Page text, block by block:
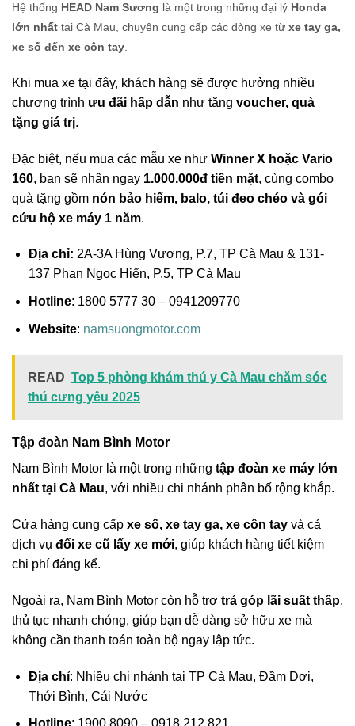
Hệ thống HEAD Nam Sương là một trong những đại lý Honda
lớn nhất tại Cà Mau, chuyên cung cấp các dòng xe từ xe tay ga,
xe số đến xe côn tay
Khi mua xe tại đây, khách hàng sẽ được hưởng nhiều
chương trình ưu đãi hấp dẫn như tặng voucher, quà
tặng giá trị.
Đặc biệt, nếu mua các mẫu xe như Winner X hoặc Vario
160, bạn sẽ nhận ngay 1.000.000đ tiền mặt, cùng combo
quà tặng gồm nón bảo hiểm, balo, túi đeo chéo và gói
cứu hộ xe máy 1 năm.
Địa chỉ: 2A-3A Hùng Vương, P.7, TP Cà Mau & 131-
137 Phan Ngọc Hiển, P.5, TP Cà Mau
Hotline: 1800 5777 30 – 0941209770
Website: namsuongmotor.com
READ Top 5 phòng khám thú y Cà Mau chăm sóc
thú cưng yêu 2025
Tập đoàn Nam Bình Motor
Nam Bình Motor là một trong những tập đoàn xe máy lớn
nhất tại Cà Mau, với nhiều chi nhánh phân bố rộng khắp.
Cửa hàng cung cấp xe số, xe tay ga, xe côn tay và cả
dịch vụ đổi xe cũ lấy xe mới, giúp khách hàng tiết kiệm
chi phí đáng kể.
Ngoài ra, Nam Bình Motor còn hỗ trợ trả góp lãi suất thấp,
thủ tục nhanh chóng, giúp bạn dễ dàng sở hữu xe mà
không cần thanh toán toàn bộ ngay lập tức.
Địa chỉ: Nhiều chi nhánh tại TP Cà Mau, Đầm Dơi,
Thới Bình, Cái Nước